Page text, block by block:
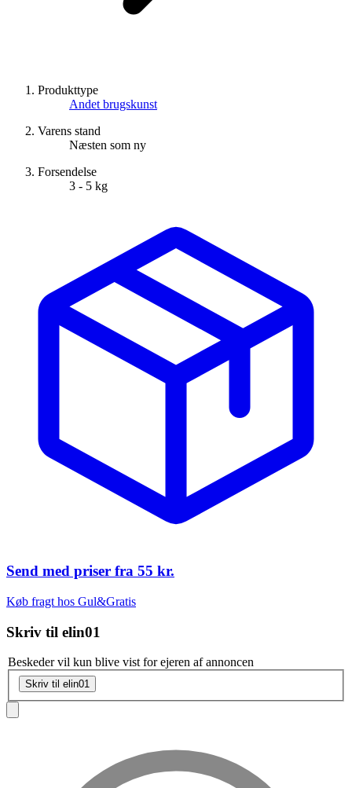
Produkttype
Andet brugskunst
Varens stand
Næsten som ny
Forsendelse
3 - 5 kg
Send med priser fra 55 kr.
Køb fragt hos Gul&Gratis
Skriv til elin01
Beskeder vil kun blive vist for ejeren af annoncen
Skriv til elin01